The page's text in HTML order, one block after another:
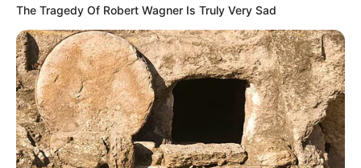
The Tragedy Of Robert Wagner Is Truly Very Sad